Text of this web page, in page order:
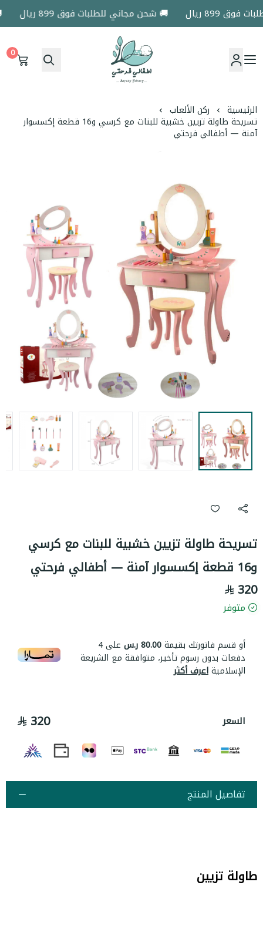
899 ريال 🚚 شحن مجاني للطلبات فوق 899 ريال
اطفالي فرحتي
0
الرئيسية ركن الألعاب
تسريحة طاولة تزيين خشبية للبنات مع كرسي و16 قطعة إكسسوار
آمنة — أطفالي فرحتي
تسريحة طاولة تزيين خشبية للبنات مع كرسي
و16 قطعة إكسسوار آمنة — أطفالي فرحتي
320
متوفر
أو قسم فاتورتك بقيمة80.00 ر.س على4
دفعات بدون رسوم تأخير، متوافقة مع الشريعة
الإسلاميةاعرف أكثر
السعر 320
تفاصيل المنتج
طاولة تزيين